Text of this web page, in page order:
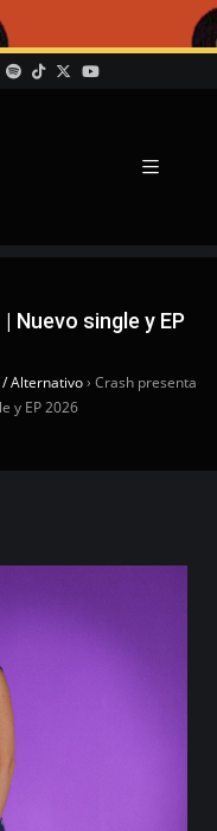
Nuevo single y EP
/ Alternativo› Crash presenta
y EP 2026